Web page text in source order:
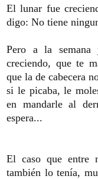
El lunar fue
digo: No tiene
Pero a la
creciendo, que te
que la de cabecera
si le picaba, le
en mandarle al
espera...
El caso que entre
también lo tenía,